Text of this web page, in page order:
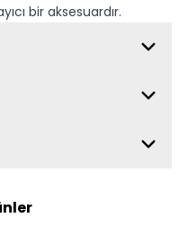
bir aksesuardır.